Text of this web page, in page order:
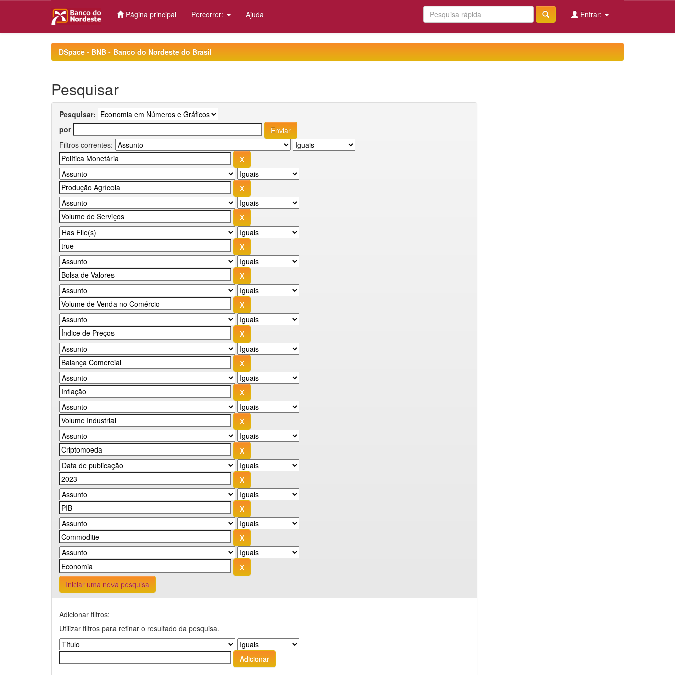
Página principal Percorrer: Ajuda Entrar:
DSpace - BNB - Banco do Nordeste do Brasil
Pesquisar
Pesquisar:
por
Filtros correntes:
Iniciar uma nova pesquisa
Adicionar filtros:
Utilizar filtros para refinar o resultado da pesquisa.